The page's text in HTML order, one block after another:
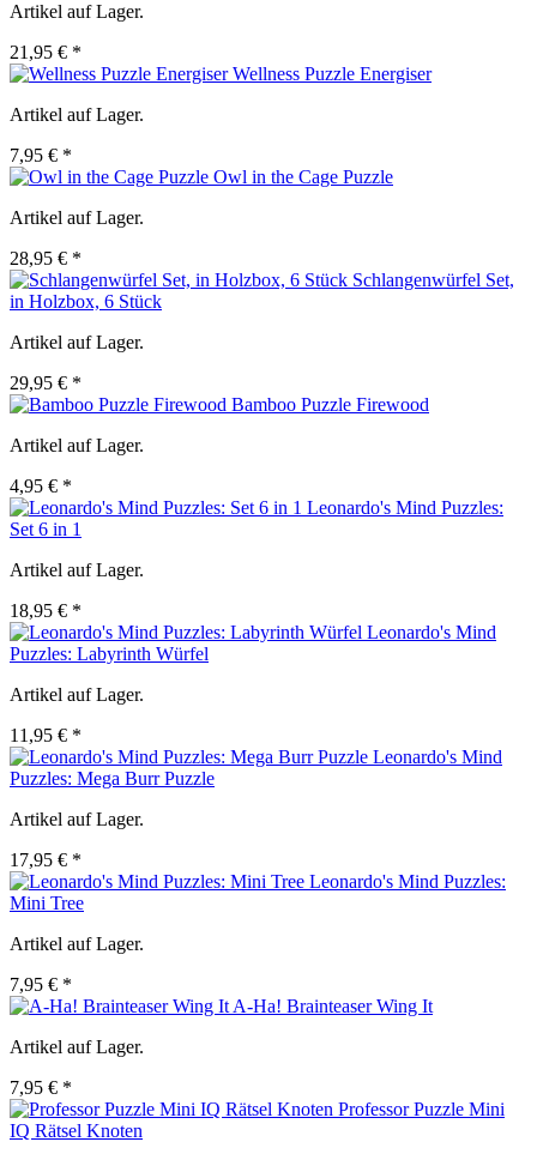
Artikel auf Lager.
21,95 € *
Wellness Puzzle Energiser
Artikel auf Lager.
7,95 € *
Owl in the Cage Puzzle
Artikel auf Lager.
28,95 € *
Schlangenwürfel Set,
in Holzbox, 6 Stück
Artikel auf Lager.
29,95 € *
Bamboo Puzzle Firewood
Artikel auf Lager.
4,95 € *
Leonardo's Mind Puzzles:
Set 6 in 1
Artikel auf Lager.
18,95 € *
Leonardo's Mind
Puzzles: Labyrinth Würfel
Artikel auf Lager.
11,95 € *
Leonardo's Mind
Puzzles: Mega Burr Puzzle
Artikel auf Lager.
17,95 € *
Leonardo's Mind Puzzles:
Mini Tree
Artikel auf Lager.
7,95 € *
A-Ha! Brainteaser Wing It
Artikel auf Lager.
7,95 € *
Professor Puzzle Mini
IQ Rätsel Knoten